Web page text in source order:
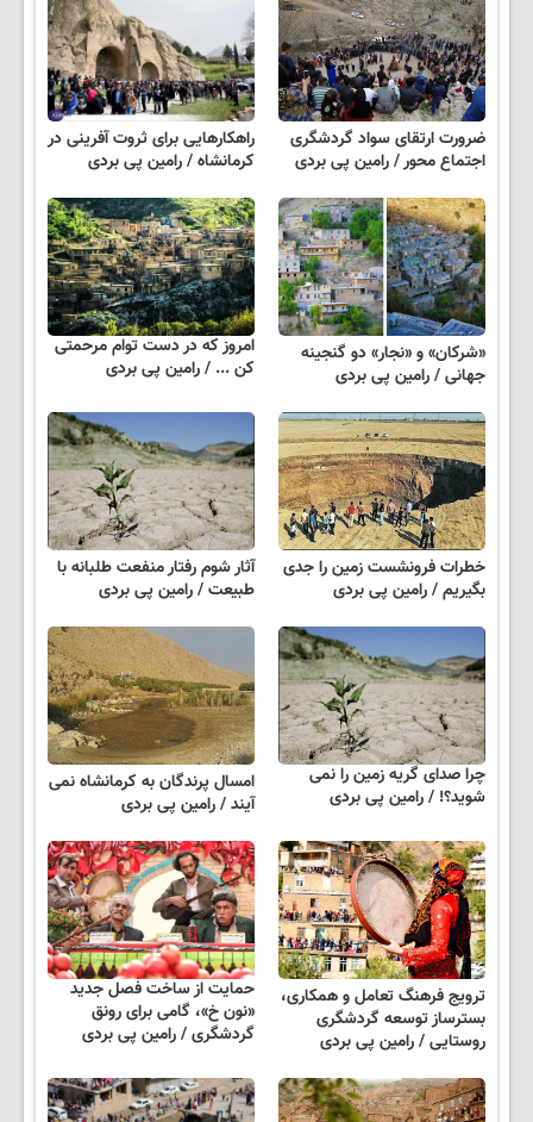
ضرورت ارتقای سواد گردشگری
اجتماع محور / رامین پی بردی
راهکارهایی برای ثروت آفرینی در
کرمانشاه / رامین پی بردی
«شرکان» و «نجار» دو گنجینه
جهانی / رامین پی بردی
امروز که در دست توام مرحمتی
کن ... / رامین پی بردی
خطرات فرونشست زمین را جدی
بگیریم / رامین پی بردی
آثار شوم رفتار منفعت طلبانه با
طبیعت / رامین پی بردی
چرا صدای گریه زمین را نمی
شوید؟! / رامین پی بردی
امسال پرندگان به کرمانشاه نمی
آیند / رامین پی بردی
ترویج فرهنگ تعامل و همکاری،
بسترساز توسعه گردشگری
روستایی / رامین پی بردی
حمایت از ساخت فصل جدید
«نون خ»، گامی برای رونق
گردشگری / رامین پی بردی